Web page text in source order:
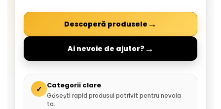
Descoperă produsele →
Ai nevoie de ajutor? →
✓ Categorii clare
Găsești rapid produsul potrivit pentru nevoia
ta.